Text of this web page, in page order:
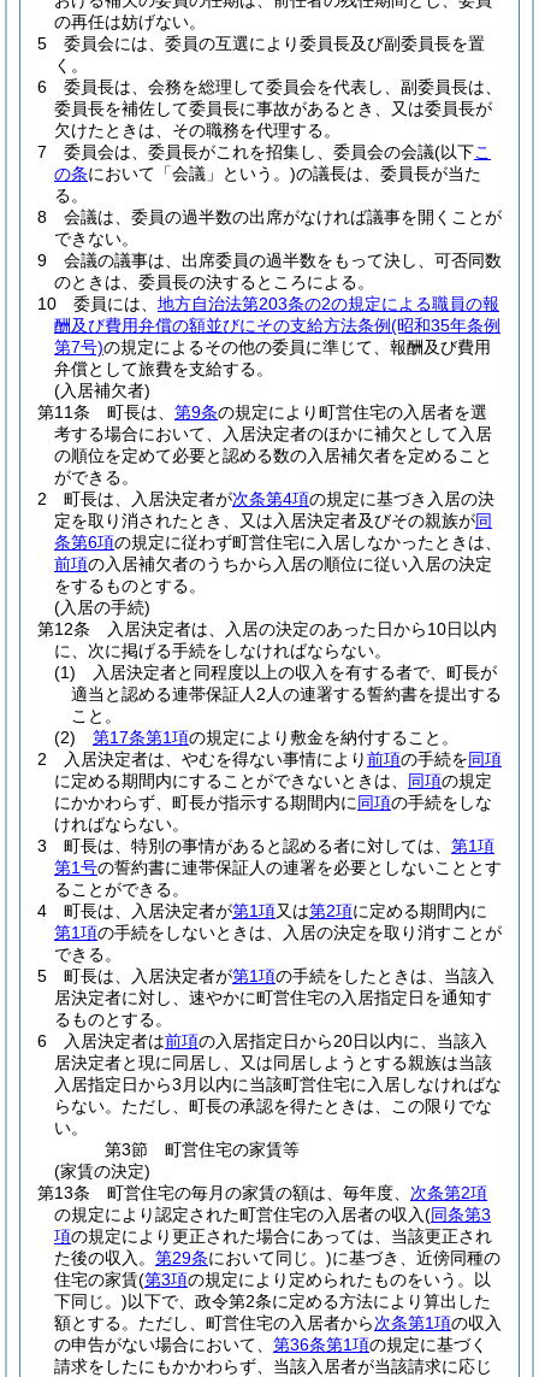
の再任は妨げない。
5
委員会には、委員の互選により委員長及び副委員長を置
く。
6
委員長は、会務を総理して委員会を代表し、副委員長は、
委員長を補佐して委員長に事故があるとき、又は委員長が
欠けたときは、その職務を代理する。
7
委員会は、委員長がこれを招集し、委員会の会議(以下こ
の条において「会議」という。)の議長は、委員長が当た
る。
8
会議は、委員の過半数の出席がなければ議事を開くことが
できない。
9
会議の議事は、出席委員の過半数をもって決し、可否同数
のときは、委員長の決するところによる。
10
委員には、 地方自治法第203条の2の規定による職員の報
酬及び費用弁償の額並びにその支給方法条例(昭和35年条例
第7号)の規定によるその他の委員に準じて、報酬及び費用
弁償として旅費を支給する。
(入居補欠者)
第11条
町長は、 第9条の規定により町営住宅の入居者を選
考する場合において、入居決定者のほかに補欠として入居
の順位を定めて必要と認める数の入居補欠者を定めること
ができる。
2
町長は、入居決定者が次条第4項の規定に基づき入居の決
定を取り消されたとき、又は入居決定者及びその親族が同
条第6項の規定に従わず町営住宅に入居しなかったときは、
前項の入居補欠者のうちから入居の順位に従い入居の決定
をするものとする。
(入居の手続)
第12条
入居決定者は、入居の決定のあった日から10日以内
に、次に掲げる手続をしなければならない。
(1)
入居決定者と同程度以上の収入を有する者で、町長が
適当と認める連帯保証人2人の連署する誓約書を提出する
こと。
(2)
第17条第1項の規定により敷金を納付すること。
2
入居決定者は、やむを得ない事情により前項の手続を同項
に定める期間内にすることができないときは、 同項の規定
にかかわらず、町長が指示する期間内に同項の手続をしな
ければならない。
3
町長は、特別の事情があると認める者に対しては、 第1項
第1号の誓約書に連帯保証人の連署を必要としないこととす
ることができる。
4
町長は、入居決定者が第1項又は第2項に定める期間内に
第1項の手続をしないときは、入居の決定を取り消すことが
できる。
5
町長は、入居決定者が第1項の手続をしたときは、当該入
居決定者に対し、速やかに町営住宅の入居指定日を通知す
るものとする。
6
入居決定者は前項の入居指定日から20日以内に、当該入
居決定者と現に同居し、又は同居しようとする親族は当該
入居指定日から3月以内に当該町営住宅に入居しなければな
らない。 ただし、町長の承認を得たときは、この限りでな
い。
第3節
町営住宅の家賃等
(家賃の決定)
第13条
町営住宅の毎月の家賃の額は、毎年度、 次条第2項
の規定により認定された町営住宅の入居者の収入(同条第3
項の規定により更正された場合にあっては、当該更正され
た後の収入。 第29条において同じ。)に基づき、近傍同種の
住宅の家賃(第3項の規定により定められたものをいう。以
下同じ。)以下で、政令第2条に定める方法により算出した
額とする。 ただし、町営住宅の入居者から次条第1項の収入
の申告がない場合において、 第36条第1項の規定に基づく
請求をしたにもかかわらず、当該入居者が当該請求に応じ